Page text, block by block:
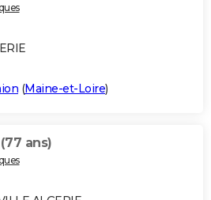
(Maine-et-Loire)
(77 ans)